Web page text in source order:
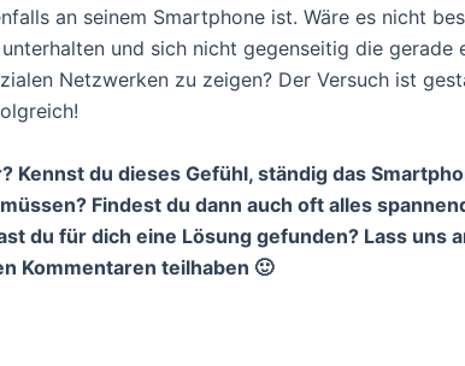
an seinem Smartphone ist. Wäre es nicht
und sich nicht gegenseitig die gerade
Netzwerken zu zeigen? Der Versuch ist
Kennst du dieses Gefühl, ständig das
Findest du dann auch oft alles
du für dich eine Lösung gefunden? Lass uns
Kommentaren teilhaben 🙂